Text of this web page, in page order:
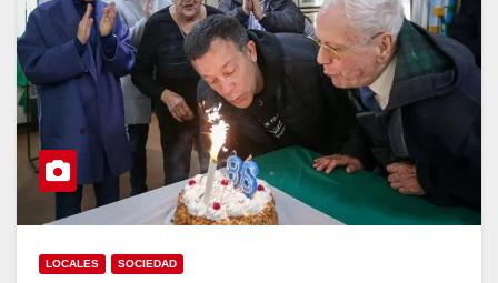
LOCALES SOCIEDAD